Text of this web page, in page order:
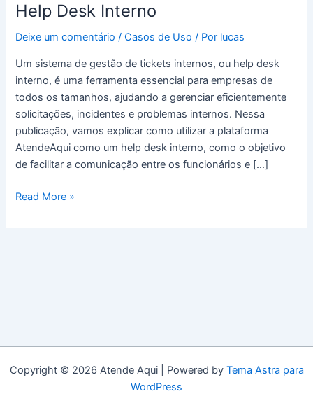
Help Desk Interno
Deixe um comentário /Casos de Uso / Por lucas
Um sistema de gestão de tickets internos, ou help desk
interno, é uma ferramenta essencial para empresas de
todos os tamanhos, ajudando a gerenciar eficientemente
solicitações, incidentes e problemas internos. Nessa
publicação, vamos explicar como utilizar a plataforma
AtendeAqui como um help desk interno, como o objetivo
de facilitar a comunicação entre os funcionários e […]
Help
Read More »
Copyright © 2026 Atende Aqui | Powered by Tema Astra para
WordPress